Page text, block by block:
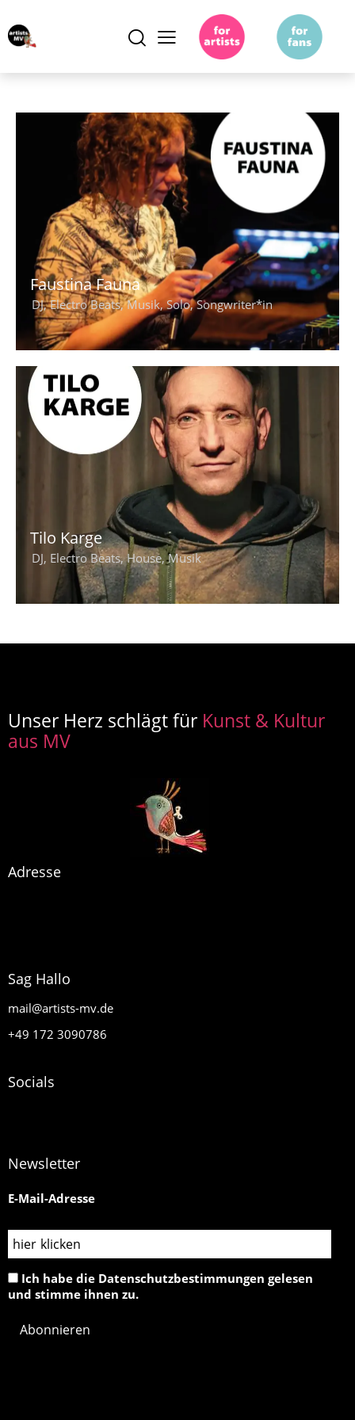
Faustina Fauna
DJ,Electro Beats,Musik,Solo,Songwriter*in
Tilo Karge
DJ, Electro Beats,House,Musik
Unser Herz schlägt für Kunst & Kultur
aus MV
Adresse
Sag Hallo
mail@artists-mv.de
+49 172 3090786
Socials
Newsletter
E-Mail-Adresse
Ich habe die Datenschutzbestimmungen gelesen
und stimme ihnen zu.